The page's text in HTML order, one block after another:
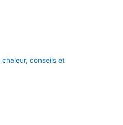
conseils et